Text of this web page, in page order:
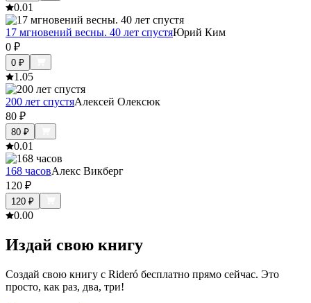
0.01
17 мгновений весны. 40 лет спустяЮрий Ким
0 ₽
0 ₽
1.05
200 лет спустяАлексей Олексюк
80 ₽
80 ₽
0.01
168 часовАлекс Викберг
120 ₽
120 ₽
0.00
Издай свою книгу
Создай свою книгу с Rideró бесплатно прямо сейчас. Это
просто, как раз, два, три!